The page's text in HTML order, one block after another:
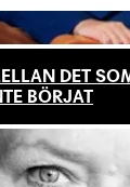
DET
BÖRJAT